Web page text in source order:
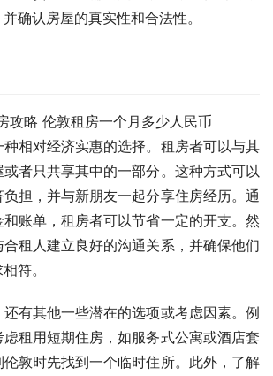
确认房屋的真实性和合法性。
相对经济实惠的选择。租房者可以与其
者只共享其中的一部分。这种方式可以
担，并与新朋友一起分享住房经历。通
账单，租房者可以节省一定的开支。然
租人建立良好的沟通关系，并确保他们
符。
有其他一些潜在的选项或考虑因素。例
租用短期住房，如服务式公寓或酒店套
敦时先找到一个临时住所。此外，了解